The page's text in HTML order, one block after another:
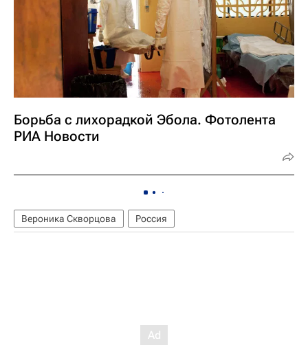
Борьба с лихорадкой Эбола. Фотолента
РИА Новости
Вероника Скворцова Россия